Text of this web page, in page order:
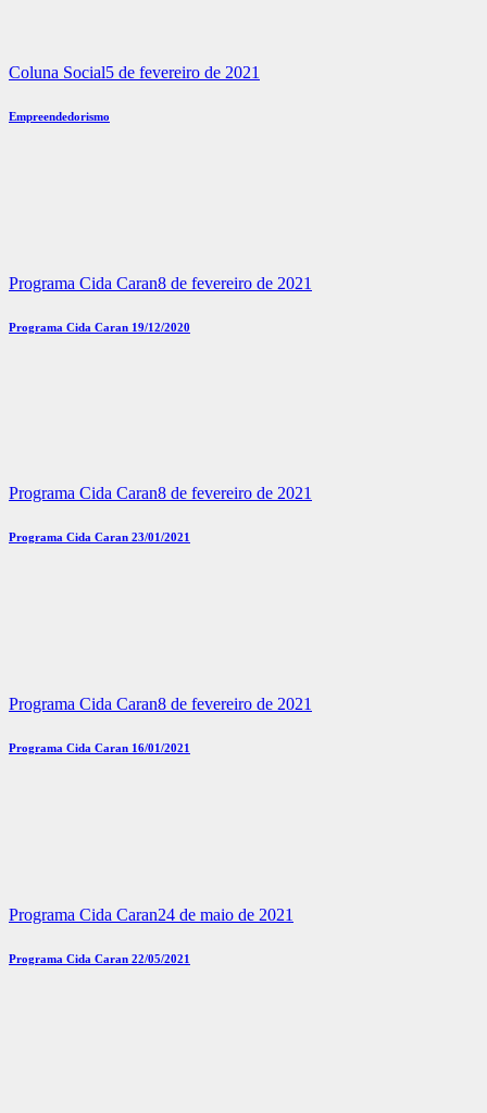
Coluna Social5 de fevereiro de 2021
Empreendedorismo
Programa Cida Caran8 de fevereiro de 2021
Programa Cida Caran 19/12/2020
Programa Cida Caran8 de fevereiro de 2021
Programa Cida Caran 23/01/2021
Programa Cida Caran8 de fevereiro de 2021
Programa Cida Caran 16/01/2021
Programa Cida Caran24 de maio de 2021
Programa Cida Caran 22/05/2021